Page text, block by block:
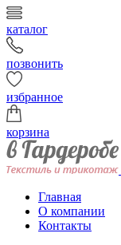
каталог
позвонить
избранное
корзина
Главная
О компании
Контакты